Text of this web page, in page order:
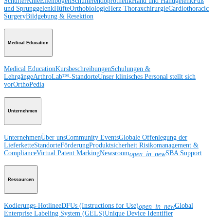
und SprunggelenkHüfteOrthobiologieHerz-ThoraxchirurgieCardiothoracic
SurgeryBildgebung & Resektion
Medical Education
Medical EducationKursbeschreibungenSchulungen &
LehrgängeArthroLab™-StandorteUnser klinisches Personal stellt sich
vorOrthoPedia
Unternehmen
UnternehmenÜber unsCommunity EventsGlobale Offenlegung der
LieferketteStandorteFörderungProduktsicherheit Risikomanagement &
ComplianceVirtual Patent MarkingNewsroomopen_in_newSBA Support
Ressourcen
Kodierungs-HotlineeDFUs (Instructions for Use)open_in_newGlobal
Enterprise Labeling System (GELS)Unique Device Identifier